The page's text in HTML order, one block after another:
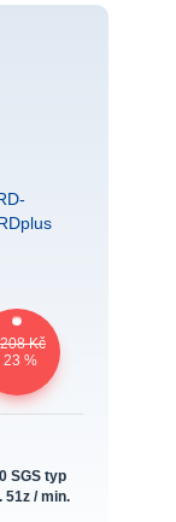
Kč
23 %
SGS typ
/ min.